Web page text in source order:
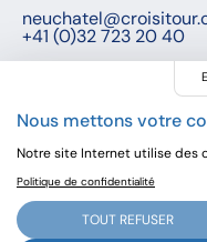
DèsCHF -
Prochain départ: -
+41 (0)32 723 20 40
© Buchard voyages, 2026
Nous mettons votre
Notre site Internet utilise des
Politique de confidentialité
TOUT REFUSER